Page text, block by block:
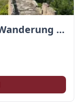
Maria erzählt von ihrer Wanderung auf der Großen Mauer